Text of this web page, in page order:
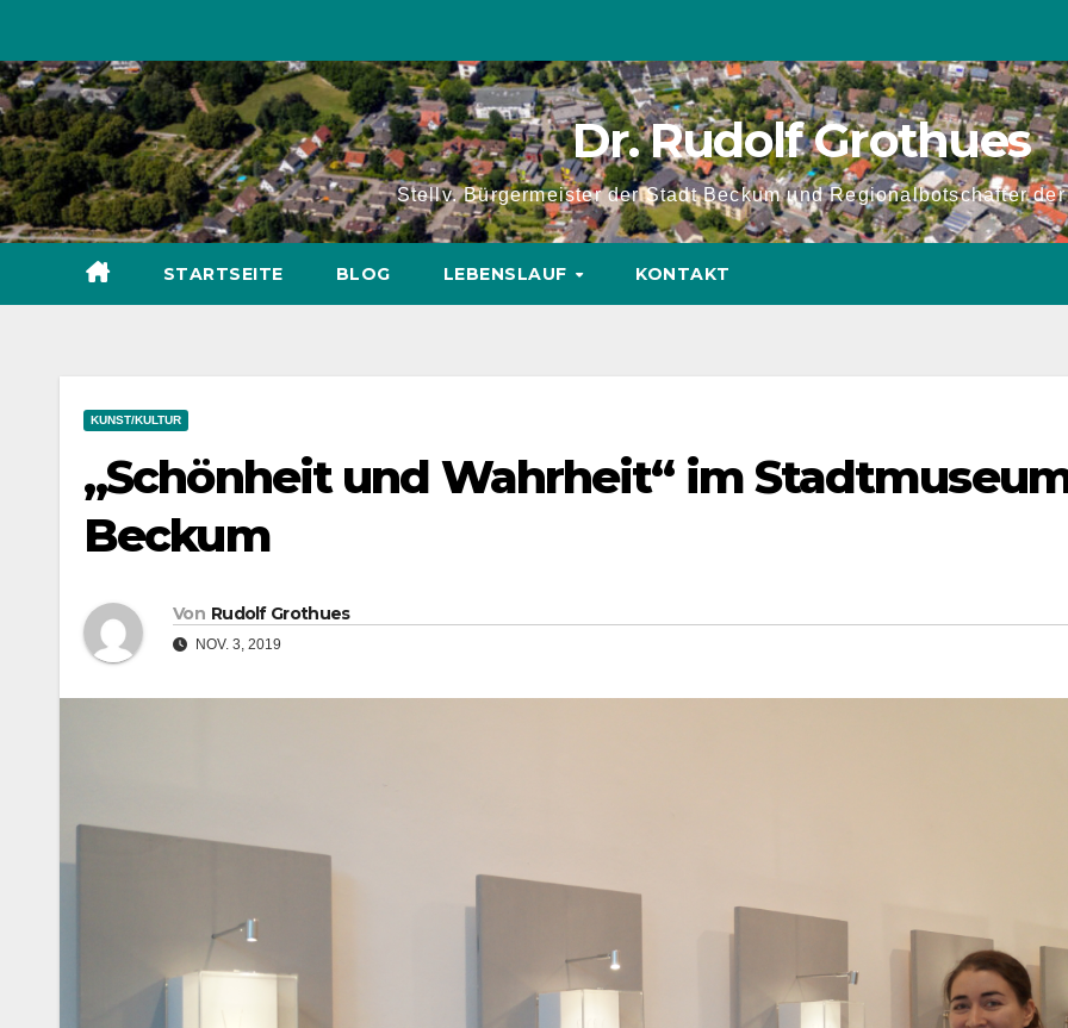
springen
Dr. Rudolf Grothues
Stellv. Bürgermeister der Stadt Beckum und Regionalbotschafter
STARTSEITE BLOG LEBENSLAUF KONTAKT
KUNST/KULTUR
„Schönheit und Wahrheit“ im
Beckum
Von Rudolf Grothues
NOV. 3, 2019